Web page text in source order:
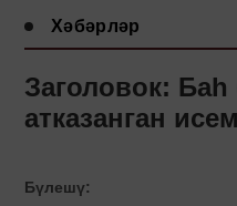
Хәбәрләр
Заголовок:
атказанган
Бүлешү: